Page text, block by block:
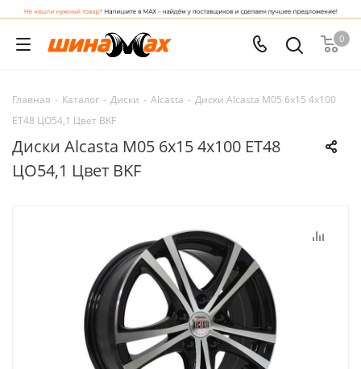
0
Главная - Каталог - Диски - Alcasta - Диски Alcasta M05 6x15 4x100
ET48 ЦО54,1 Цвет BKF
Диски Alcasta M05 6x15 4x100 ET48
ЦО54,1 Цвет BKF